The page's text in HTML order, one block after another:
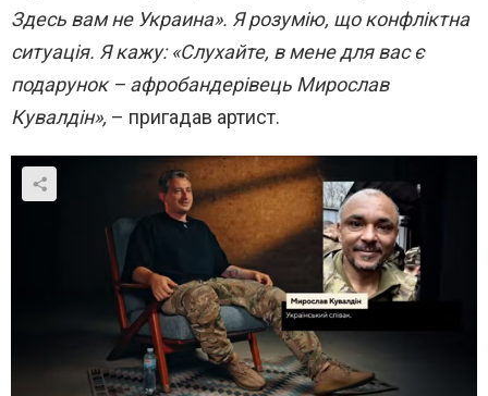
Здесь вам не Украина». Я розумію, що конфліктна
ситуація. Я кажу: «Слухайте, в мене для вас є
подарунок – афробандерівець Мирослав
Кувалдін», – пригадав артист.